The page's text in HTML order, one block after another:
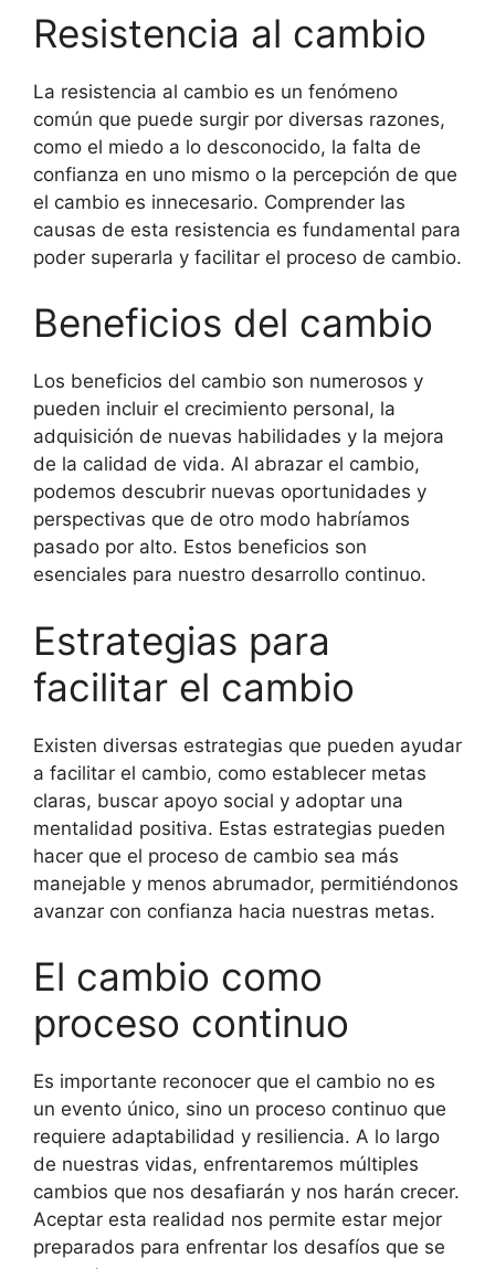
Resistencia al cambio
La resistencia al cambio es un fenómeno
común que puede surgir por diversas razones,
como el miedo a lo desconocido, la falta de
confianza en uno mismo o la percepción de que
el cambio es innecesario. Comprender las
causas de esta resistencia es fundamental para
poder superarla y facilitar el proceso de cambio.
Beneficios del cambio
Los beneficios del cambio son numerosos y
pueden incluir el crecimiento personal, la
adquisición de nuevas habilidades y la mejora
de la calidad de vida. Al abrazar el cambio,
podemos descubrir nuevas oportunidades y
perspectivas que de otro modo habríamos
pasado por alto. Estos beneficios son
esenciales para nuestro desarrollo continuo.
Estrategias para
facilitar el cambio
Existen diversas estrategias que pueden ayudar
a facilitar el cambio, como establecer metas
claras, buscar apoyo social y adoptar una
mentalidad positiva. Estas estrategias pueden
hacer que el proceso de cambio sea más
manejable y menos abrumador, permitiéndonos
avanzar con confianza hacia nuestras metas.
El cambio como
proceso continuo
Es importante reconocer que el cambio no es
un evento único, sino un proceso continuo que
requiere adaptabilidad y resiliencia. A lo largo
de nuestras vidas, enfrentaremos múltiples
cambios que nos desafiarán y nos harán crecer.
Aceptar esta realidad nos permite estar mejor
preparados para enfrentar los desafíos que se